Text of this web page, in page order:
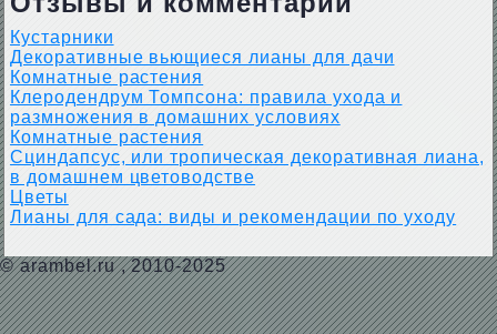
Кустарники
Декоративные вьющиеся лианы для дачи
Комнатные растения
Клеродендрум Томпсона: правила ухода и
размножения в домашних условиях
Комнатные растения
Сциндапсус, или тропическая декоративная лиана,
в домашнем цветоводстве
Цветы
Лианы для сада: виды и рекомендации по уходу
© arambel.ru, 2010-2025